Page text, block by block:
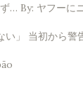
… By: ヤフーに
」 当初から警